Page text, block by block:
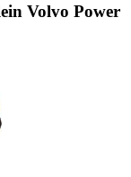
Volvo Power